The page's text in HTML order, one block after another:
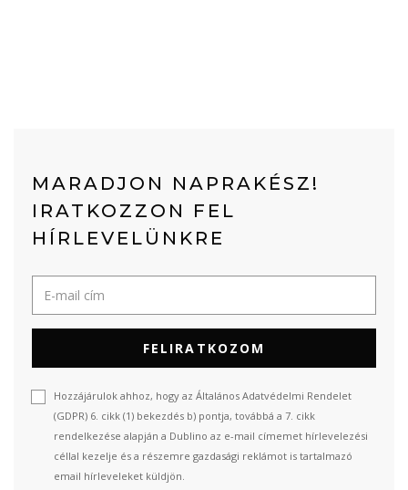
MARADJON NAPRAKÉSZ!
IRATKOZZON FEL
HÍRLEVELÜNKRE
FELIRATKOZOM
Hozzájárulok ahhoz, hogy az Általános Adatvédelmi Rendelet
(GDPR) 6. cikk (1) bekezdés b) pontja, továbbá a 7. cikk
rendelkezése alapján a Dublino az e-mail címemet hírlevelezési
céllal kezelje és a részemre gazdasági reklámot is tartalmazó
email hírleveleket küldjön.